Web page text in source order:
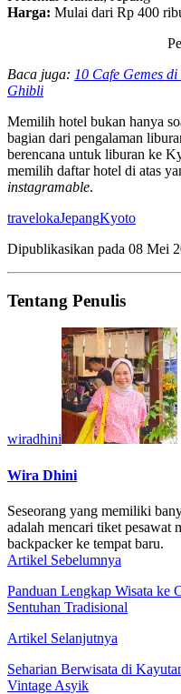
Harga: Mulai dari Rp 400
Baca juga: 10 Cafe Gemes
Ghibli
Memilih hotel bukan hanya
bagian dari pengalaman
berencana untuk liburan ke
memilih daftar hotel di atas
instagramable.
travelokaJepangKyoto
Dipublikasikan pada 08 Mei
Tentang Penulis
wiradhini
Wira Dhini
Seseorang yang memiliki
adalah mencari tiket pesawat
backpacker ke tempat baru.
Artikel Sebelumnya
Panduan Lengkap Wisata ke
Sentuhan Tradisional
Artikel Selanjutnya
Seharian Berwisata di
Vintage Asyik